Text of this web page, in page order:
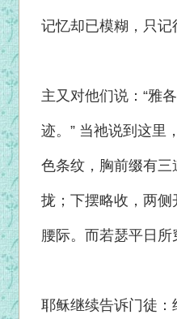
记忆却已模糊，只记
主又对他们说：“雅
迹。” 当祂说到这里
色条纹，胸前缀有
拢；下摆略收，两
腰际。而若瑟平日所
耶稣继续告诉门徒